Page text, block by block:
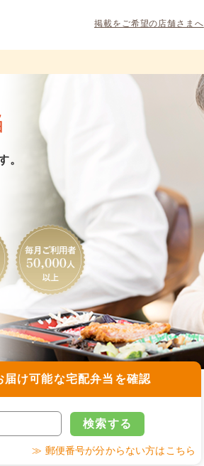
掲載をご希望の店舗さまへ
。
届け可能な宅配弁当を確認
検索する
≫ 郵便番号が分からない方はこちら